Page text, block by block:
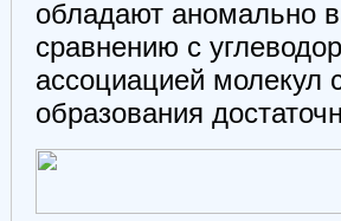
обладают аномально
сравнению с
ассоциацией молекул
образования